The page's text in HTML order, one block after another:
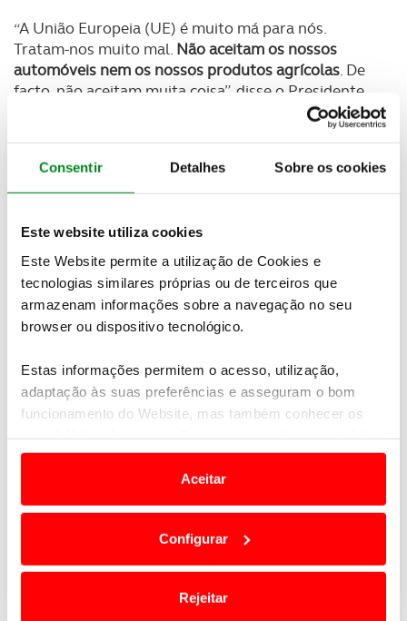
Consentir Detalhes Sobre os cookies
Este website utiliza cookies
Este Website permite a utilização de Cookies e
tecnologias similares próprias ou de terceiros que
armazenam informações sobre a navegação no seu
browser ou dispositivo tecnológico.
Estas informações permitem o acesso, utilização,
adaptação às suas preferências e asseguram o bom
funcionamento do Website, mas também conhecer os
e anúncios de modo a promover produtos e/ou serviços.
Em alguns casos, a utilização destas tecnologias
termos e a todo o tempo as suas preferências e limitando
o acesso a informações durante a navegação no
Aceitar
Configurar
Rejeitar
“A União Europeia (UE) é muito má para nós.
Tratam-nos muito mal. Não aceitam os nossos
automóveis nem os nossos produtos agrícolas. De
facto, não aceitam muita coisa”, disse o Presidente
dos Estados Unidos, acrescentando que, por isso,
Receba as novidades do mundo automóvel e
do universo ACP.
SUBSCREVER
Para Pedro Lazarino, “tudo o que sejam tarifas, tem
implicaçõesque não se consegue medir em detalhe.
A boa notícia é que o setor automóvel, em termos
de produção, muita dela fica na Europa”,
acrescentou.
exportações nacionais de bens, com a Europa a
representar o principal mercado de destino (peso
Não há uma dependência tão grande dos Estados